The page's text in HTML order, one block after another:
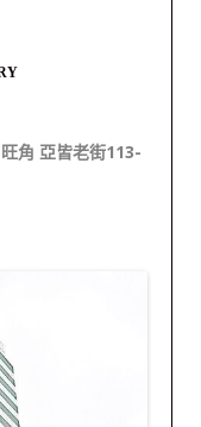
角 亞皆老街113-